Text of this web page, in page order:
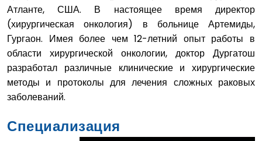
Атланте, США. В настоящее время директор
(хирургическая онкология) в больнице Артемиды,
Гургаон. Имея более чем 12-летний опыт работы в
области хирургической онкологии, доктор Дургатош
разработал различные клинические и хирургические
методы и протоколы для лечения сложных раковых
заболеваний.
Специализация